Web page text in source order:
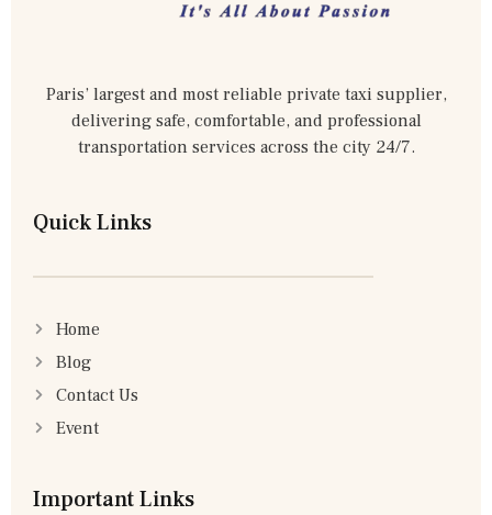
Paris’ largest and most reliable private taxi supplier,
delivering safe, comfortable, and professional
transportation services across the city 24/7.
Quick Links
Home
Blog
Contact Us
Event
Important Links